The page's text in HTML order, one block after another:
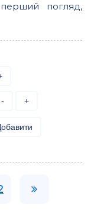
погляд,
- +